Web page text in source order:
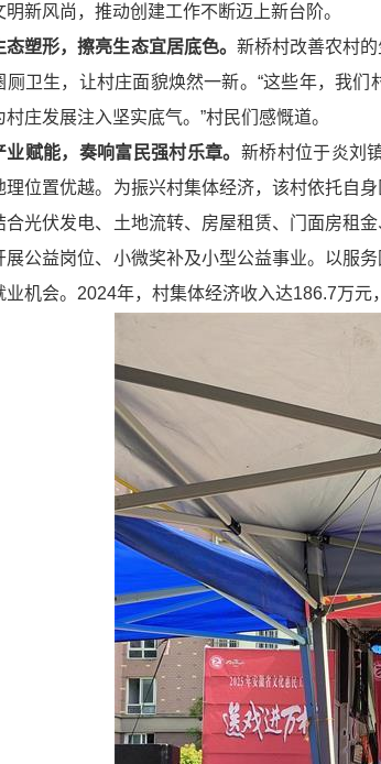
明新风尚，推动创建工作不断迈上新台阶。
态塑形，擦亮生态宜居底色。 新桥村改善农村
厕卫生，让村庄面貌焕然一新。“这些年，我
村庄发展注入坚实底气。”村民们感慨道。
业赋能，奏响富民强村乐章。 新桥村位于炎刘
理位置优越。为振兴村集体经济，该村依托自
合光伏发电、土地流转、房屋租赁、门面房租
展公益岗位、小微奖补及小型公益事业。以服
业机会。2024年，村集体经济收入达186.7万元